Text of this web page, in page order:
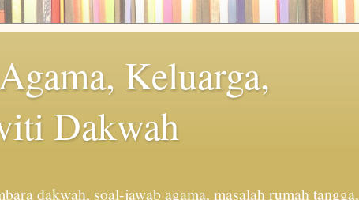
Keluarga,
Dakwah
dakwah, soal-jawab agama, masalah rumah tangga,